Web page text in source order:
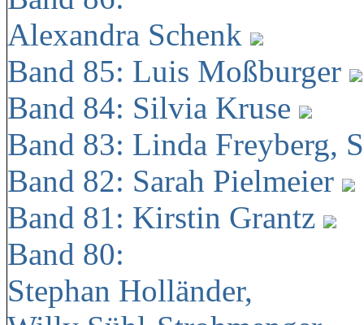
Alexandra Schenk
Band 85: Luis Moßburger
Band 84: Silvia Kruse
Band 83: Linda Freyberg,
Band 82: Sarah Pielmeier
Band 81: Kirstin Grantz
Band 80:
Stephan Holländer,